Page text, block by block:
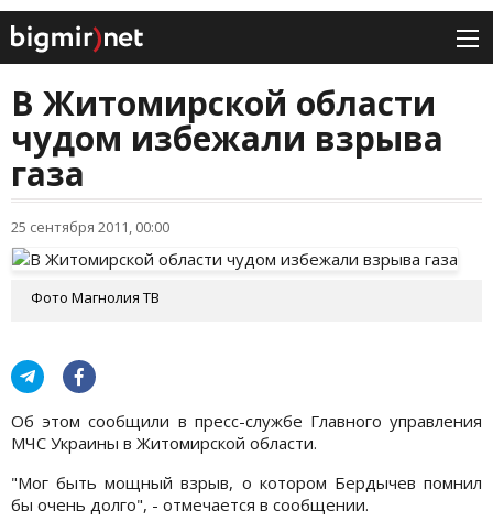
В Житомирской области
чудом избежали взрыва
газа
25 сентября 2011, 00:00
Фото Магнолия ТВ
Об этом сообщили в пресс-службе Главного управления
МЧС Украины в Житомирской области.
"Мог быть мощный взрыв, о котором Бердычев помнил
бы очень долго", - отмечается в сообщении.